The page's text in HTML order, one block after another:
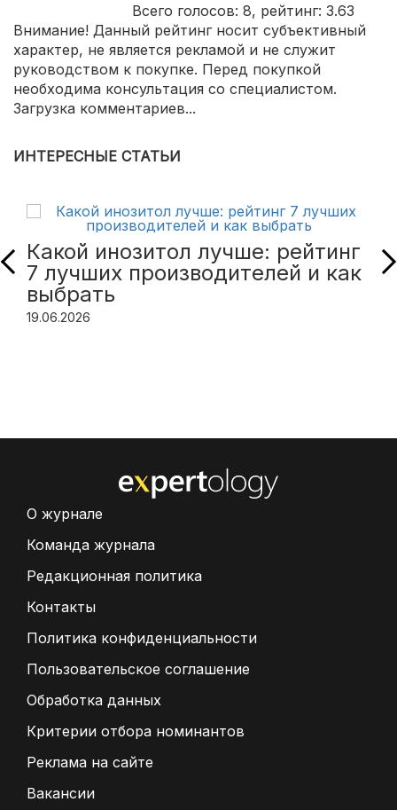
Всего голосов: 8, рейтинг: 3.63
Внимание! Данный рейтинг носит субъективный
характер, не является рекламой и не служит
руководством к покупке. Перед покупкой
необходима консультация со специалистом.
Загрузка комментариев...
ИНТЕРЕСНЫЕ СТАТЬИ
Какой инозитол лучше: рейтинг
7 лучших производителей и как
выбрать
19.06.2026
О журнале
Команда журнала
Редакционная политика
Контакты
Политика конфиденциальности
Пользовательское соглашение
Обработка данных
Критерии отбора номинантов
Реклама на сайте
Вакансии